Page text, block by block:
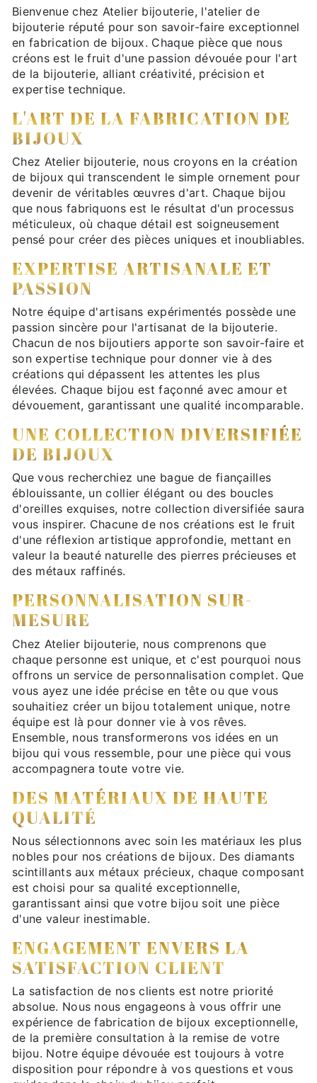
Bienvenue chez Atelier bijouterie, l'atelier de
bijouterie réputé pour son savoir-faire exceptionnel
en fabrication de bijoux. Chaque pièce que nous
créons est le fruit d'une passion dévouée pour l'art
de la bijouterie, alliant créativité, précision et
expertise technique.
L'ART DE LA FABRICATION DE
BIJOUX
Chez Atelier bijouterie, nous croyons en la création
de bijoux qui transcendent le simple ornement pour
devenir de véritables œuvres d'art. Chaque bijou
que nous fabriquons est le résultat d'un processus
méticuleux, où chaque détail est soigneusement
pensé pour créer des pièces uniques et inoubliables.
EXPERTISE ARTISANALE ET
PASSION
Notre équipe d'artisans expérimentés possède une
passion sincère pour l'artisanat de la bijouterie.
Chacun de nos bijoutiers apporte son savoir-faire et
son expertise technique pour donner vie à des
créations qui dépassent les attentes les plus
élevées. Chaque bijou est façonné avec amour et
dévouement, garantissant une qualité incomparable.
UNE COLLECTION DIVERSIFIÉE
DE BIJOUX
Que vous recherchiez une bague de fiançailles
éblouissante, un collier élégant ou des boucles
d'oreilles exquises, notre collection diversifiée saura
vous inspirer. Chacune de nos créations est le fruit
d'une réflexion artistique approfondie, mettant en
valeur la beauté naturelle des pierres précieuses et
des métaux raffinés.
PERSONNALISATION SUR-
MESURE
Chez Atelier bijouterie, nous comprenons que
chaque personne est unique, et c'est pourquoi nous
offrons un service de personnalisation complet. Que
vous ayez une idée précise en tête ou que vous
souhaitiez créer un bijou totalement unique, notre
équipe est là pour donner vie à vos rêves.
Ensemble, nous transformerons vos idées en un
bijou qui vous ressemble, pour une pièce qui vous
accompagnera toute votre vie.
DES MATÉRIAUX DE HAUTE
QUALITÉ
Nous sélectionnons avec soin les matériaux les plus
nobles pour nos créations de bijoux. Des diamants
scintillants aux métaux précieux, chaque composant
est choisi pour sa qualité exceptionnelle,
garantissant ainsi que votre bijou soit une pièce
d'une valeur inestimable.
ENGAGEMENT ENVERS LA
SATISFACTION CLIENT
La satisfaction de nos clients est notre priorité
absolue. Nous nous engageons à vous offrir une
expérience de fabrication de bijoux exceptionnelle,
de la première consultation à la remise de votre
bijou. Notre équipe dévouée est toujours à votre
disposition pour répondre à vos questions et vous